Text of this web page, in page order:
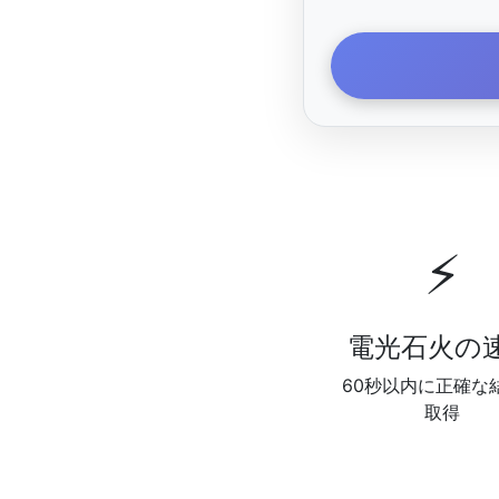
⚡
電光石火の
60秒以内に正確な
取得